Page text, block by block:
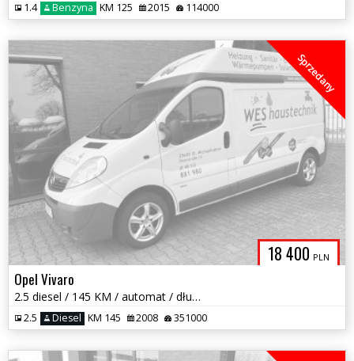
1.4 Benzyna KM 125 2015 114000
18 400 PLN
Sprzedany
Opel Vivaro
2.5 diesel / 145 KM / automat / długi / wysoki / zarej w PL / zamiana
2.5 Diesel KM 145 2008 351000